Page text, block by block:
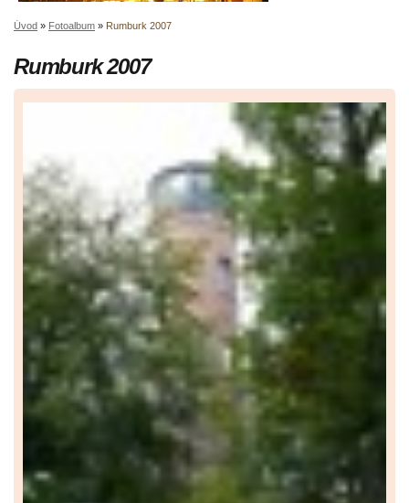
Úvod » Fotoalbum » Rumburk 2007
Rumburk 2007